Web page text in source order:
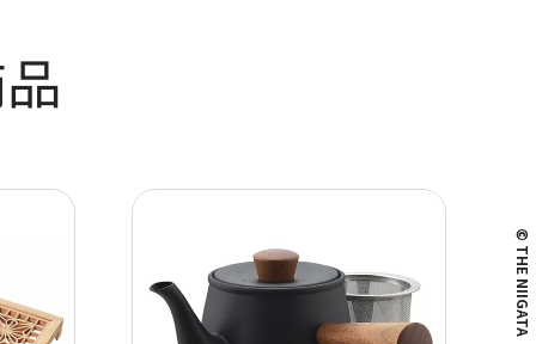
© THE NIIGATA